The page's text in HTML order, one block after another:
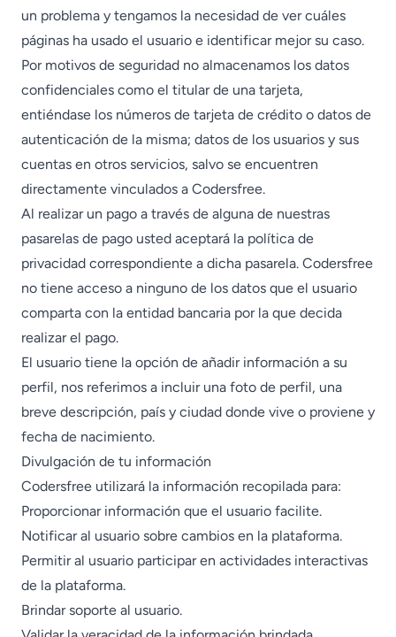
un problema y tengamos la necesidad de ver cuáles
páginas ha usado el usuario e identificar mejor su caso.
Por motivos de seguridad no almacenamos los datos
confidenciales como el titular de una tarjeta,
entiéndase los números de tarjeta de crédito o datos de
autenticación de la misma; datos de los usuarios y sus
cuentas en otros servicios, salvo se encuentren
directamente vinculados a Codersfree.
Al realizar un pago a través de alguna de nuestras
pasarelas de pago usted aceptará la política de
privacidad correspondiente a dicha pasarela. Codersfree
no tiene acceso a ninguno de los datos que el usuario
comparta con la entidad bancaria por la que decida
realizar el pago.
El usuario tiene la opción de añadir información a su
perfil, nos referimos a incluir una foto de perfil, una
breve descripción, país y ciudad donde vive o proviene y
fecha de nacimiento.
Divulgación de tu información
Codersfree utilizará la información recopilada para:
Proporcionar información que el usuario facilite.
Notificar al usuario sobre cambios en la plataforma.
Permitir al usuario participar en actividades interactivas
de la plataforma.
Brindar soporte al usuario.